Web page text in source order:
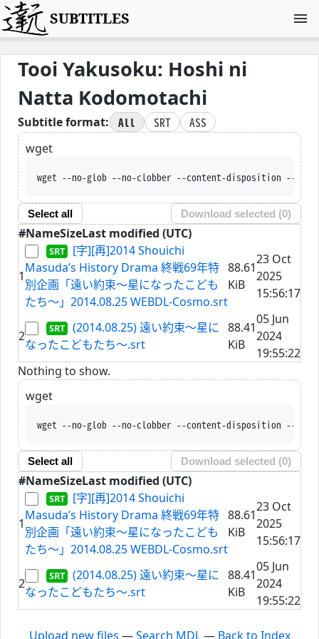
SUBTITLES
Tooi Yakusoku: Hoshi ni
Natta Kodomotachi
Subtitle format: All SRT
ASS
wget
wget --no-glob --no-clobber --content-disposition --trust-server-names --
Select all Download selected (0)
#NameSizeLast modified (UTC)
1
[字][再]2014 Shouichi
Masuda’s History Drama 終戦69年特
別企画「遠い約束～星になったこども
たち～」2014.08.25 WEBDL-Cosmo.srt
88.61
KiB
23 Oct
2025
15:56:17
2
(2014.08.25) 遠い約束～星に
なったこどもたち～.srt
88.41
KiB
05 Jun
2024
19:55:22
Nothing to show.
wget
wget --no-glob --no-clobber --content-disposition --trust-server-names --
Select all Download selected (0)
#NameSizeLast modified (UTC)
1
[字][再]2014 Shouichi
Masuda’s History Drama 終戦69年特
別企画「遠い約束～星になったこども
たち～」2014.08.25 WEBDL-Cosmo.srt
88.61
KiB
23 Oct
2025
15:56:17
2
(2014.08.25) 遠い約束～星に
なったこどもたち～.srt
88.41
KiB
05 Jun
2024
19:55:22
Upload new files —Search MDL— Back to Index